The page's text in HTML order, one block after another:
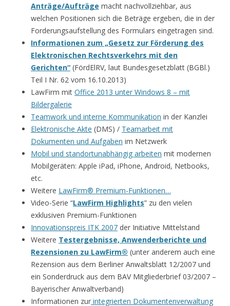
Anträge/Aufträge macht nachvollziehbar, aus
welchen Positionen sich die Beträge ergeben, die in der
Forderungsaufstellung des Formulars eingetragen sind.
Informationen zum „Gesetz zur Förderung des
Elektronischen Rechtsverkehrs mit den
Gerichten“ (FördElRV, laut Bundesgesetzblatt (BGBl.)
Teil I Nr. 62 vom 16.10.2013)
LawFirm mit Office 2013 unter Windows 8 – mit
Bildergalerie
Teamwork und interne Kommunikation in der Kanzlei
Elektronische Akte (DMS) / Teamarbeit mit
Dokumenten und Aufgaben im Netzwerk
Mobil und standortunabhängig arbeiten mit modernen
Mobilgeräten: Apple iPad, iPhone, Android, Netbooks,
etc.
Weitere LawFirm® Premium-Funktionen…
Video-Serie “LawFirm Highlights” zu den vielen
exklusiven Premium-Funktionen
Innovationspreis ITK 2007 der Initiative Mittelstand
Weitere Testergebnisse, Anwenderberichte und
Rezensionen zu LawFirm® (unter anderem auch eine
Rezension aus dem Berliner Anwaltsblatt 12/2007 und
ein Sonderdruck aus dem BAV Mitgliederbrief 03/2007 –
Bayerischer Anwaltverband)
Informationen zur integrierten Dokumentenverwaltung